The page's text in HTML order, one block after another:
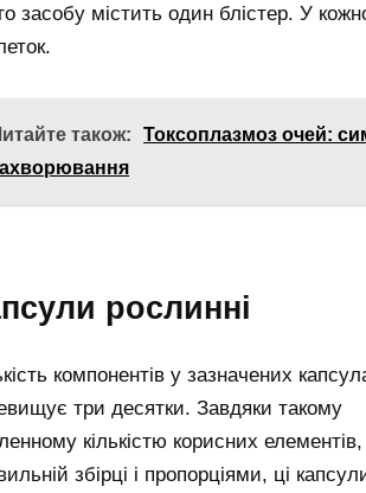
засобу містить один блістер. У
також:
Токсоплазмоз очей:
рослинні
компонентів у зазначених
три десятки. Завдяки такому
кількістю корисних
збірці і пропорціями, ці